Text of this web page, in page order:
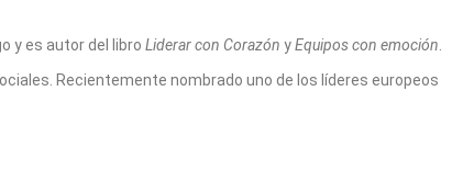
y es autor del libro Liderar con Corazón yEquipos con emoción
Recientemente nombrado uno de los líderes europeos